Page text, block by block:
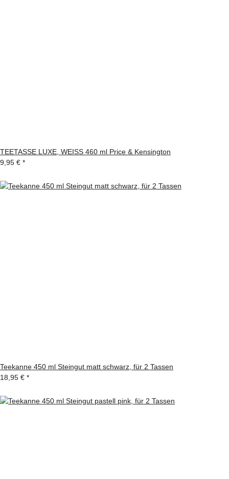
TEETASSE LUXE, WEISS 460 ml Price & Kensington
9,95 € *
Teekanne 450 ml Steingut matt schwarz, für 2 Tassen
18,95 € *